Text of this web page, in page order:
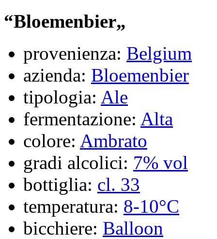
“Bloemenbier„
provenienza: Belgium
azienda: Bloemenbier
tipologia: Ale
fermentazione: Alta
colore: Ambrato
gradi alcolici: 7% vol
bottiglia: cl. 33
temperatura: 8-10°C
bicchiere: Balloon